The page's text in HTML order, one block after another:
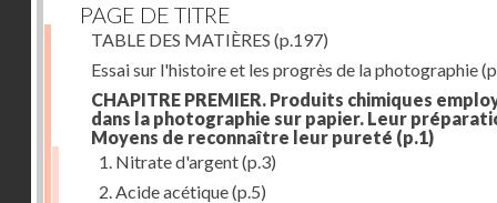
PAGE DE TITRE
TABLE DES MATIÈRES (p.197)
Essai sur l'histoire et les progrès de la photographie
CHAPITRE PREMIER. Produits chimiques
dans la photographie sur papier. Leur
Moyens de reconnaître leur pureté (p.1)
1. Nitrate d'argent(p.3)
2. Acide acétique(p.5)